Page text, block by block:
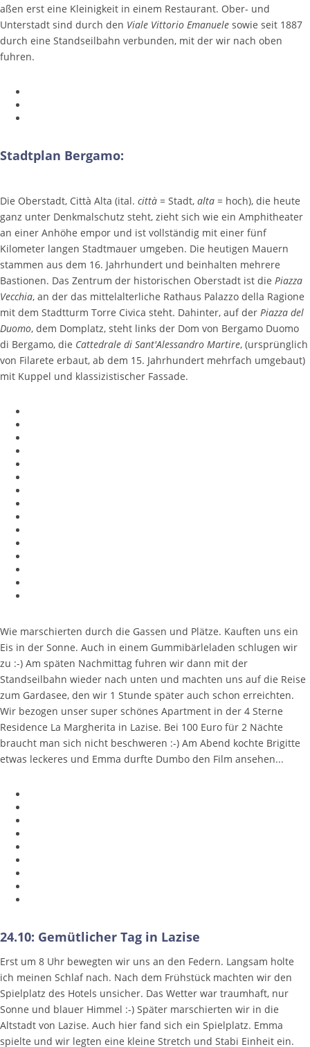
aßen erst eine Kleinigkeit in einem Restaurant. Ober- und
Unterstadt sind durch den Viale Vittorio Emanuele sowie seit 1887
durch eine Standseilbahn verbunden, mit der wir nach oben
fuhren.
Stadtplan Bergamo:
Die Oberstadt, Città Alta (ital. città = Stadt, alta = hoch), die heute
ganz unter Denkmalschutz steht, zieht sich wie ein Amphitheater
an einer Anhöhe empor und ist vollständig mit einer fünf
Kilometer langen Stadtmauer umgeben. Die heutigen Mauern
stammen aus dem 16. Jahrhundert und beinhalten mehrere
Bastionen. Das Zentrum der historischen Oberstadt ist die Piazza
Vecchia, an der das mittelalterliche Rathaus Palazzo della Ragione
mit dem Stadtturm Torre Civica steht. Dahinter, auf der Piazza del
Duomo, dem Domplatz, steht links der Dom von Bergamo Duomo
di Bergamo, die Cattedrale di Sant'Alessandro Martire, (ursprünglich
von Filarete erbaut, ab dem 15. Jahrhundert mehrfach umgebaut)
mit Kuppel und klassizistischer Fassade.
Wie marschierten durch die Gassen und Plätze. Kauften uns ein
Eis in der Sonne. Auch in einem Gummibärleladen schlugen wir
zu :-) Am späten Nachmittag fuhren wir dann mit der
Standseilbahn wieder nach unten und machten uns auf die Reise
zum Gardasee, den wir 1 Stunde später auch schon erreichten.
Wir bezogen unser super schönes Apartment in der 4 Sterne
Residence La Margherita in Lazise. Bei 100 Euro für 2 Nächte
braucht man sich nicht beschweren :-) Am Abend kochte Brigitte
etwas leckeres und Emma durfte Dumbo den Film ansehen...
24.10: Gemütlicher Tag in Lazise
Erst um 8 Uhr bewegten wir uns an den Federn. Langsam holte
ich meinen Schlaf nach. Nach dem Frühstück machten wir den
Spielplatz des Hotels unsicher. Das Wetter war traumhaft, nur
Sonne und blauer Himmel :-) Später marschierten wir in die
Altstadt von Lazise. Auch hier fand sich ein Spielplatz. Emma
spielte und wir legten eine kleine Stretch und Stabi Einheit ein.